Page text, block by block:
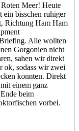
Meer! Heute
ein bisschen ruhiger
Richtung Ham Ham
Alle wollten
Gorgonien nicht
sahen wir direkt
ok, sodass wir zwei
konnten. Direkt
einem ganz
beim
vorbei.